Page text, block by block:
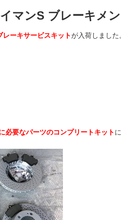
o
r
p
マンS ブレーキメ
レーキサービスキットが入荷しました
必要なパーツのコンプリートキット